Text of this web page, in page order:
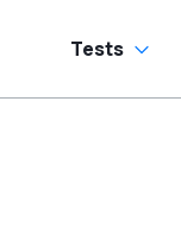
Tests